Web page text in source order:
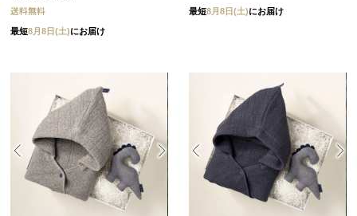
送料無料
最短8月8日(土)にお届け
最短8月8日(土)にお届け